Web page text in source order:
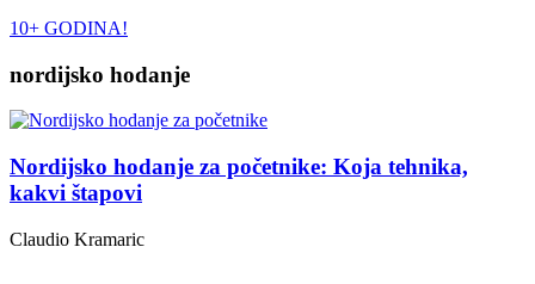
10+ GODINA!
nordijsko hodanje
Nordijsko hodanje za početnike: Koja tehnika,
kakvi štapovi
Claudio Kramaric